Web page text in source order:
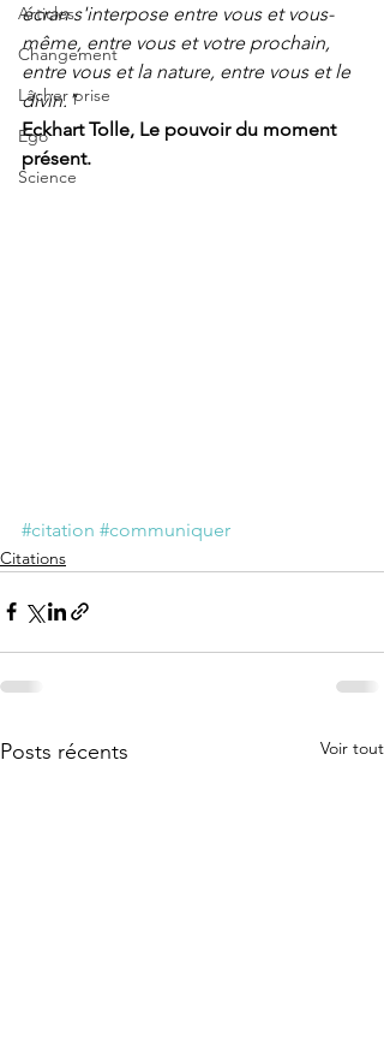
Articles
Changement
Lâcher prise
Ego
Science
écran s'interpose entre vous et vous-
même, entre vous et votre prochain,
entre vous et la nature, entre vous et le
divin."
Eckhart Tolle, Le pouvoir du moment
présent.
#citation #communiquer
Citations
Posts récents Voir tout